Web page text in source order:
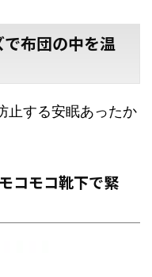
布団の中を温
止する安眠あったか
コモコ靴下で緊